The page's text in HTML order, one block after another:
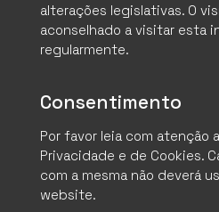
alterações legislativas. O
aconselhado a visitar esta
regularmente.
Consentimento
Por favor leia com atenção
Privacidade e de Cookies.
com a mesma não deverá
website.